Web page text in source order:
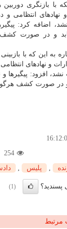
با بازنگری
نهادهای انتظامی و
اضافه کرد:
و در صورت
به این که با
و نهادهای
افزود: پیگیرها
و در صورت کشف
254
, پلیس ,
(1)
مرتبط